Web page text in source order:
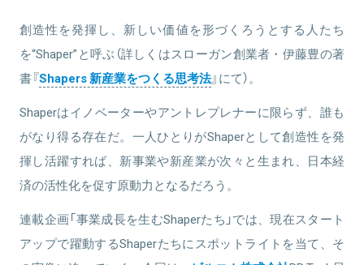
フィールドセールスを担当。2021年からPR Tech局にてフィールド
セールスとオペレーションを担当。2023年4月より現職。
関連情報をみる
創造性を発揮し、新しい価値を形づくろうとする人たち
を“Shaper”と呼ぶ（詳しくはスローガン創業者・伊藤豊の著
書『Shapers 新産業をつくる思考法』にて）。
Shaperはイノベーターやアントレプレナーに限らず、誰も
がなり得る存在だ。一人ひとりがShaperとして創造性を発
揮し活躍すれば、新事業や新産業が次々と生まれ、日本経
済の活性化を促す原動力となるだろう。
連載企画「事業成長を生むShaperたち」では、現在スタート
アップで躍動するShaperたちにスポットライトを当て、そ